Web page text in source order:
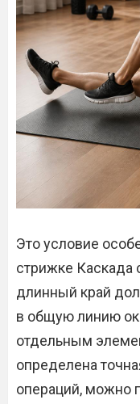
Это условие
стрижке Каскада
длинный край
в общую линию
отдельным
определена
операций, можно